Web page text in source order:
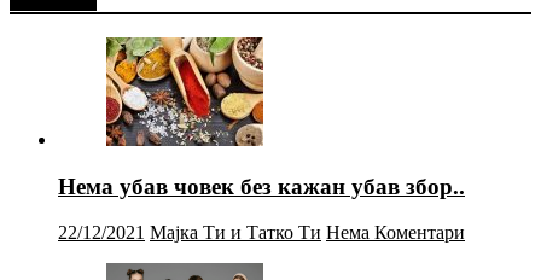
Нема убав човек без кажан убав збор..
22/12/2021 Мајка Ти и Татко Ти Нема Коментари